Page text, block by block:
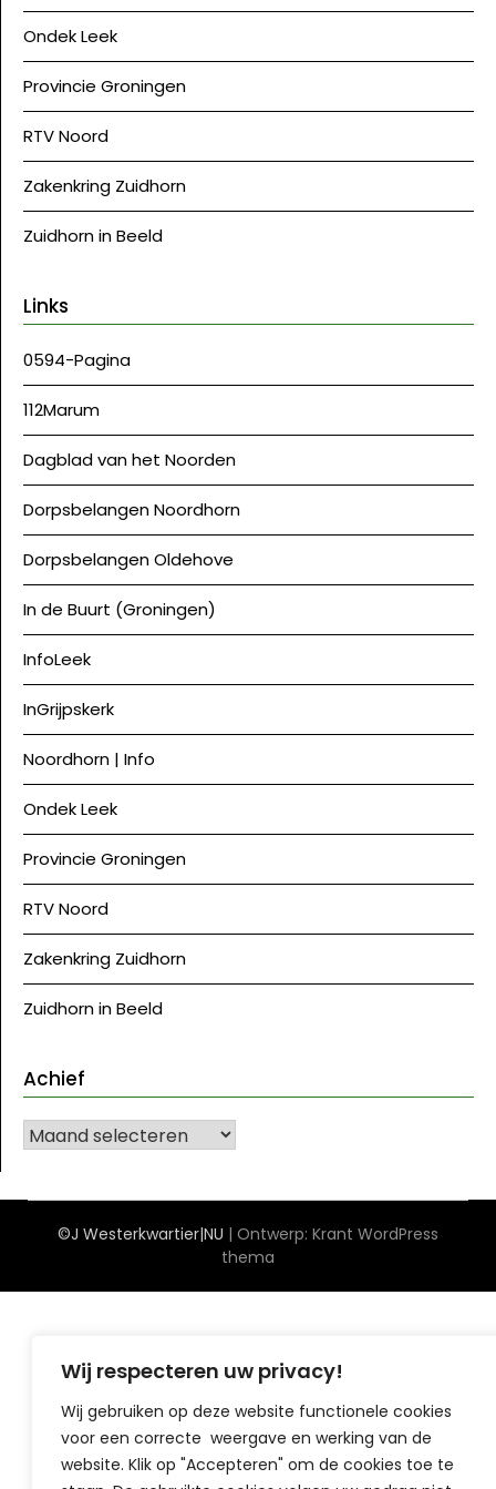
Wij respecteren uw privacy!
Wij gebruiken op deze website functionele cookies
voor een correcte weergave en werking van de
website. Klik op "Accepteren" om de cookies toe te
Ondek Leek
Provincie Groningen
RTV Noord
Zakenkring Zuidhorn
Zuidhorn in Beeld
Links
0594-Pagina
112Marum
Dagblad van het Noorden
Dorpsbelangen Noordhorn
Dorpsbelangen Oldehove
In de Buurt (Groningen)
InfoLeek
InGrijpskerk
Noordhorn | Info
Ondek Leek
Provincie Groningen
RTV Noord
Zakenkring Zuidhorn
Zuidhorn in Beeld
Achief
Achief
©J Westerkwartier|NU | Ontwerp: Krant WordPress
thema